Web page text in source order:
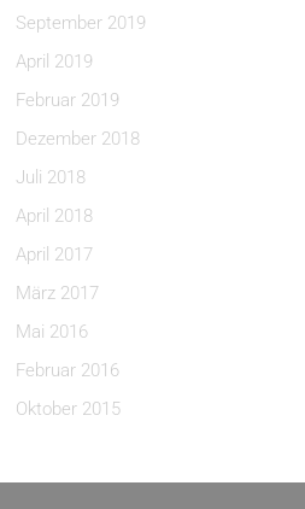
September 2019
April 2019
Februar 2019
Dezember 2018
Juli 2018
April 2018
April 2017
März 2017
Mai 2016
Februar 2016
Oktober 2015